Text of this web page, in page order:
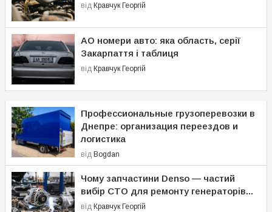
від Кравчук Георгій
АО номери авто: яка область, серії
Закарпаття і таблиця
від Кравчук Георгій
Профессиональные грузоперевозки в
Днепре: организация переездов и
логистика
від Bogdan
Чому запчастини Denso — частий
вибір СТО для ремонту генераторів...
від Кравчук Георгій